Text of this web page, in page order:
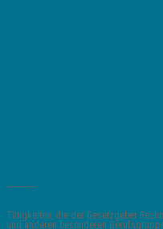
Tätigkeiten, die der Gesetzgeber
und anderen besonderen